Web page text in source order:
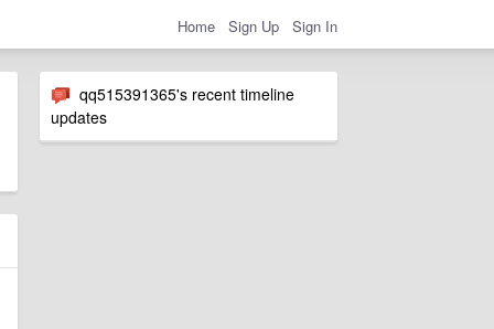
Home Sign Up Sign In
qq515391365's recent timeline
updates